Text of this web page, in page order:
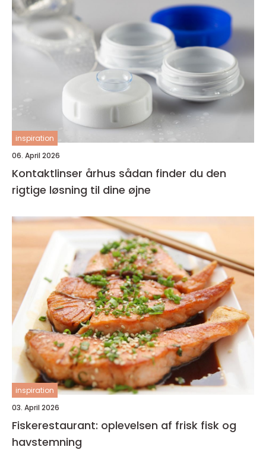
inspiration
06. April 2026
Kontaktlinser århus sådan finder du den
rigtige løsning til dine øjne
inspiration
03. April 2026
Fiskerestaurant: oplevelsen af frisk fisk og
havstemning